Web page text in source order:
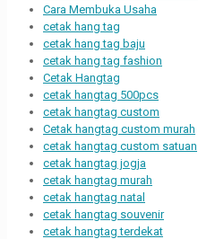
Cara Membuka Usaha
cetak hang tag
cetak hang tag baju
cetak hang tag fashion
Cetak Hangtag
cetak hangtag 500pcs
cetak hangtag custom
Cetak hangtag custom murah
cetak hangtag custom satuan
cetak hangtag jogja
cetak hangtag murah
cetak hangtag natal
cetak hangtag souvenir
cetak hangtag terdekat